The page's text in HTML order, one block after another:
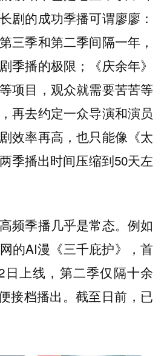
剧的成功季播可谓廖廖：
三季和第二季间隔一年，
季播的极限；《庆余年》
项目，观众就需要苦苦等
再去约定一众导演和演员
效率再高，也只能像《太
季播出时间压缩到50天左
频季播几乎是常态。例如
的AI漫《三千庇护》，首
日上线，第二季仅隔十余
接档播出。截至日前，已